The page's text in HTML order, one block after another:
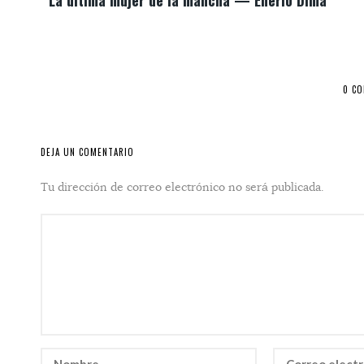
0
DEJA UN COMENTARIO
Tu dirección de correo electrónico no será publicada.